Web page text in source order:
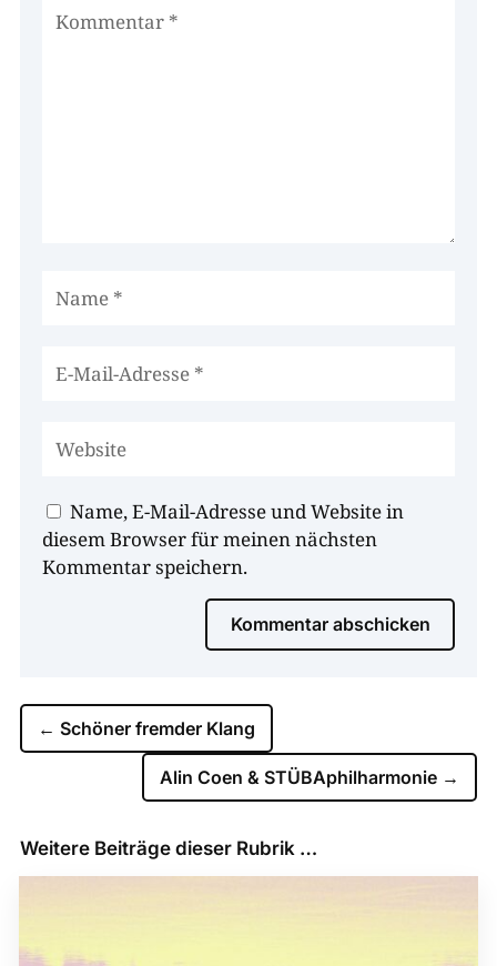
Name, E-Mail-Adresse und Website in
diesem Browser für meinen nächsten
Kommentar speichern.
Kommentar abschicken
← Schöner fremder Klang
Alin Coen & STÜBAphilharmonie →
Weitere Beiträge dieser Rubrik …